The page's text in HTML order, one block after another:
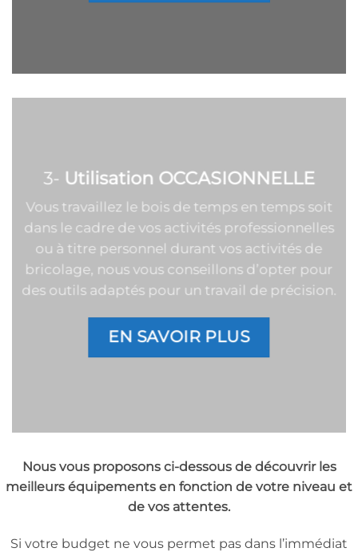
3- Utilisation OCCASIONNELLE
Vous travaillez le bois de temps en temps soit
dans le cadre de vos activités professionnelles
ou à titre personnel durant vos activités de
bricolage, nous vous conseillons d’opter pour
des outils adaptés pour un travail de précision.
EN SAVOIR PLUS
Nous vous proposons ci-dessous de découvrir les
meilleurs équipements en fonction de votre niveau et
de vos attentes.
Si votre budget ne vous permet pas dans l’immédiat